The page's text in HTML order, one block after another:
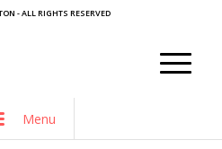
- ALL RIGHTS RESERVED
Menu